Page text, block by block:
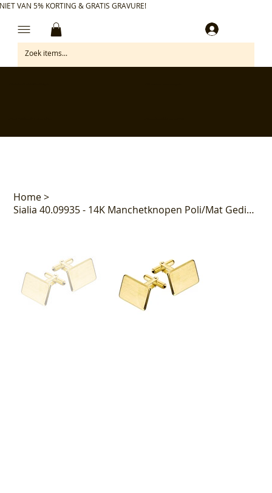
VAN 5% KORTING & GRATIS GRAVURE!
Home>
Sialia 40.09935 - 14K Manchetknopen Poli/Mat Gediamanteerd